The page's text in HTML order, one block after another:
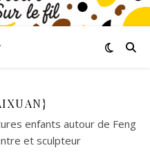
enfants autour de Feng
et sculpteur